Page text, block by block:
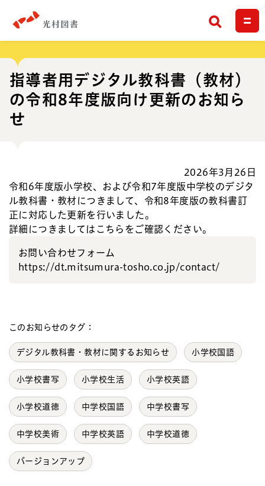
検索
指導者用デジタル教科書（教材）
の令和8年度版向け更新のお知ら
せ
2026年3月26日
令和6年度版小学校、および令和7年度版中学校のデジタ
ル教科書・教材につきまして、令和8年度版の教科書訂
正に対応した更新を行いました。
詳細につきましては こちら をご確認ください。
お問い合わせフォーム
https://dt.mitsumura-tosho.co.jp/contact/
このお知らせのタグ：
デジタル教科書・教材に関するお知らせ 小学校国語
小学校書写 小学校生活 小学校英語
小学校道徳 中学校国語 中学校書写
中学校美術 中学校英語 中学校道徳
バージョンアップ